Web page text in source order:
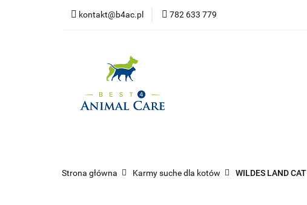
kontakt@b4ac.pl 782 633 779
Strona główna
Strona główna Karmy suche dla kotów WILDES LAND CAT